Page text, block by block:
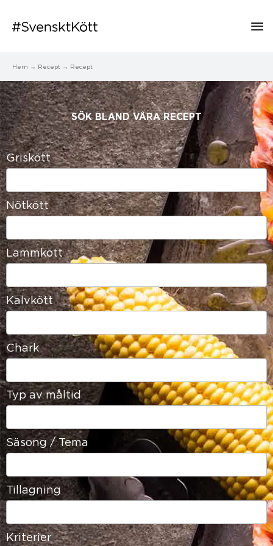
Hem Recept Recept
SÖK BLAND VÅRA RECEPT​
Griskött
43
results
available
Nötkött
36
results
available
Lammkött
28
results
available
Kalvkött
16
results
available
Chark
21
results
available
Typ av måltid
22
results
Säsong / Tema
13
results
Tillagning
15
results
available
Kriterier
12